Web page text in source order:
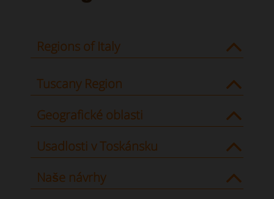
Regions of Italy
Tuscany Region
Geografické oblasti
Usadlosti v Toskánsku
Naše návrhy